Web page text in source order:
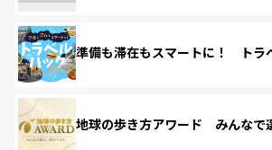
準備も滞在もスマートに！ トラ
地球の歩き方アワード みんなで